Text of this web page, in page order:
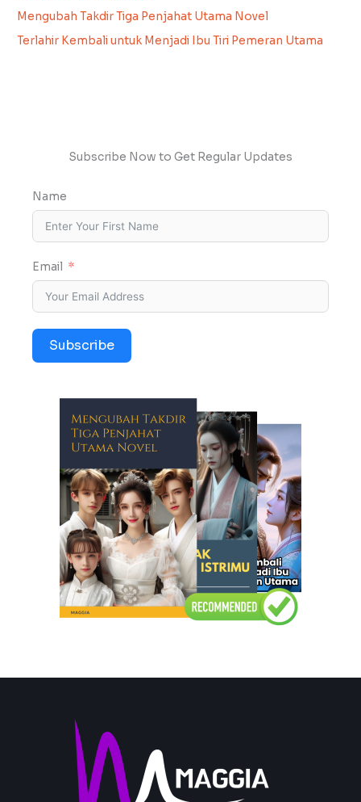
Mengubah Takdir Tiga Penjahat Utama Novel
Terlahir Kembali untuk Menjadi Ibu Tiri Pemeran Utama
Subscribe Now to Get Regular Updates
Name
Email
Subscribe